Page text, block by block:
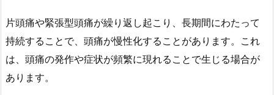
片頭痛や緊張型頭痛が繰り返し起こり、長期間にわたって
持続することで、頭痛が慢性化することがあります。これ
は、頭痛の発作や症状が頻繁に現れることで生じる場合が
あります。